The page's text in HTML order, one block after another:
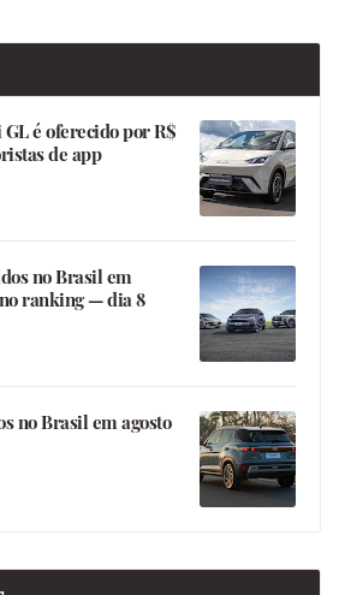
é oferecido por R$
de app
no Brasil em
ranking — dia 8
no Brasil em agosto